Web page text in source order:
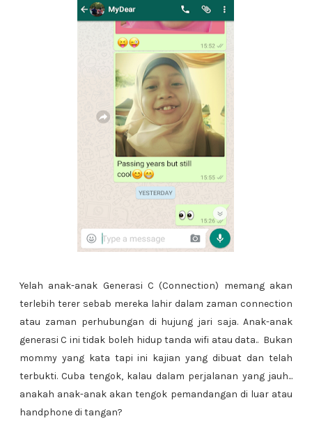
Yelah anak-anak Generasi C (Connection) memang akan
terlebih terer sebab mereka lahir dalam zaman connection
atau zaman perhubungan di hujung jari saja. Anak-anak
generasi C ini tidak boleh hidup tanda wifi atau data.. Bukan
mommy yang kata tapi ini kajian yang dibuat dan telah
terbukti. Cuba tengok, kalau dalam perjalanan yang jauh...
anakah anak-anak akan tengok pemandangan di luar atau
handphone di tangan?